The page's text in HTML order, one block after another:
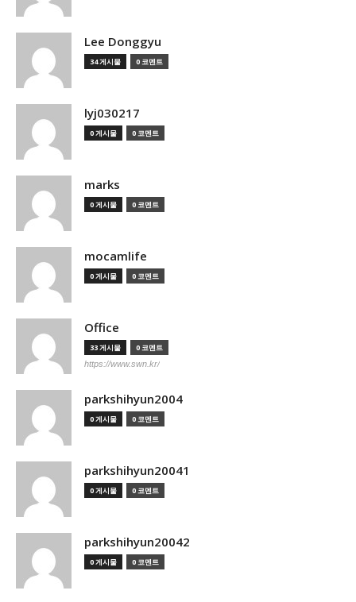
Lee Donggyu
34 게시물 0 코멘트
lyj030217
0 게시물 0 코멘트
marks
0 게시물 0 코멘트
mocamlife
0 게시물 0 코멘트
Office
33 게시물 0 코멘트
https://www.swn.kr/
parkshihyun2004
0 게시물 0 코멘트
parkshihyun20041
0 게시물 0 코멘트
parkshihyun20042
0 게시물 0 코멘트